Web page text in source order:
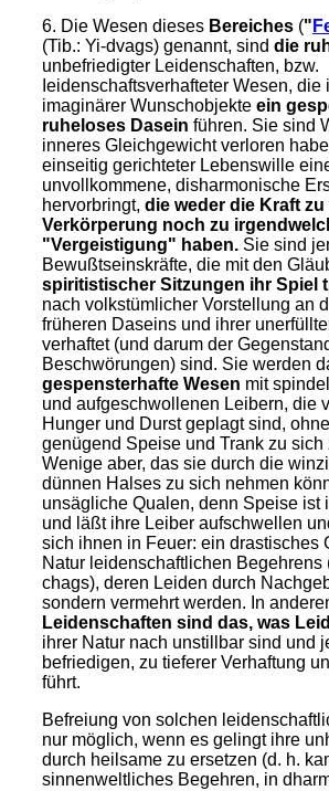
6. Die Wesen dieses Bereiches ("
(Tib.: Yi-dvags) genannt, sind die
unbefriedigter Leidenschaften, bzw.
Ieidenschaftsverhafteter Wesen, die
imaginärer Wunschobjekte ein
ruheloses Dasein führen. Sie sind
inneres Gleichgewicht verloren
einseitig gerichteter Lebenswille
unvollkommene, disharmonische
hervorbringt, die weder die Kraft
Verkörperung noch zu
"Vergeistigung" haben. Sie sind
Bewußtseinskräfte, die mit den
spiritistischer Sitzungen ihr Spiel
nach volkstümlicher Vorstellung an
früheren Daseins und ihrer
verhaftet (und darum der
Beschwörungen) sind. Sie werden
gespensterhafte Wesen mit
und aufgeschwollenen Leibern, die
Hunger und Durst geplagt sind,
genügend Speise und Trank zu sich
Wenige aber, das sie durch die
dünnen Halses zu sich nehmen
unsägliche Qualen, denn Speise ist
und läßt ihre Leiber aufschwellen
sich ihnen in Feuer: ein drastisches
Natur leidenschaftlichen Begehrens
chags), deren Leiden durch
sondern vermehrt werden. In
Leidenschaften sind das, was
ihrer Natur nach unstillbar sind und
befriedigen, zu tieferer Verhaftung
führt.
Befreiung von solchen
nur möglich, wenn es gelingt ihre
durch heilsame zu ersetzen (d. h.
sinnenweltliches Begehren, in